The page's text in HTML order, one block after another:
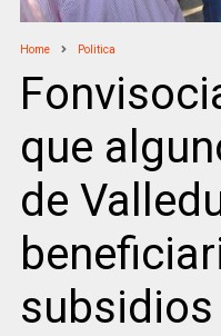
Home Politica
que
de